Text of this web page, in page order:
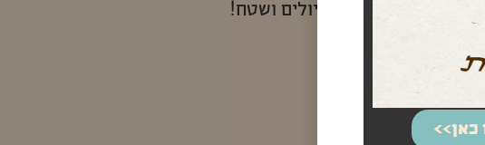
מדוגם לחובבי טיולים ושטח!
צ'אקרות להשכרה
עד 30 איש